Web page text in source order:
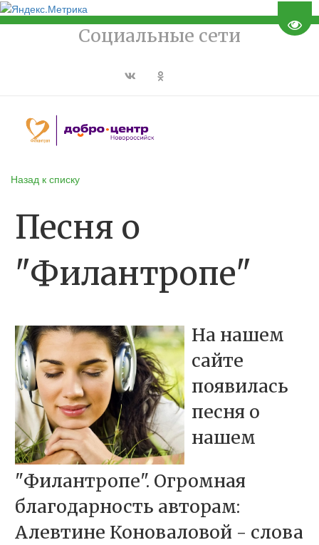
Социальные сети
Назад к списку
Песня о
"Филантропе"
На нашем
сайте
появилась
песня о
нашем
"Филантропе". Огромная
благодарность авторам:
Алевтине Коноваловой - слова